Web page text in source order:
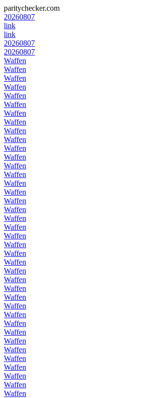
paritychecker.com
20260807
link
link
20260807
20260807
Waffen
Waffen
Waffen
Waffen
Waffen
Waffen
Waffen
Waffen
Waffen
Waffen
Waffen
Waffen
Waffen
Waffen
Waffen
Waffen
Waffen
Waffen
Waffen
Waffen
Waffen
Waffen
Waffen
Waffen
Waffen
Waffen
Waffen
Waffen
Waffen
Waffen
Waffen
Waffen
Waffen
Waffen
Waffen
Waffen
Waffen
Waffen
Waffen